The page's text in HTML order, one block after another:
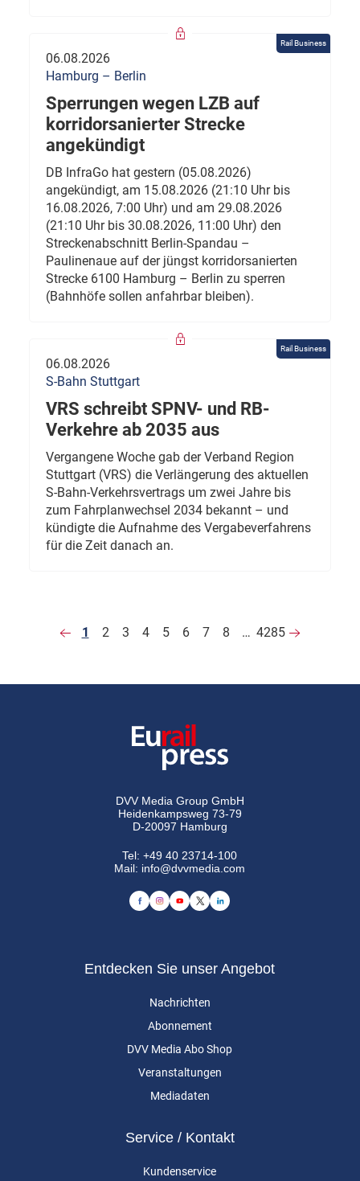
Rail Business
06.08.2026
Hamburg – Berlin
Sperrungen wegen LZB auf
korridorsanierter Strecke
angekündigt
DB InfraGo hat gestern (05.08.2026)
angekündigt, am 15.08.2026 (21:10 Uhr bis
16.08.2026, 7:00 Uhr) und am 29.08.2026
(21:10 Uhr bis 30.08.2026, 11:00 Uhr) den
Streckenabschnitt Berlin-Spandau –
Paulinenaue auf der jüngst korridorsanierten
Strecke 6100 Hamburg – Berlin zu sperren
(Bahnhöfe sollen anfahrbar bleiben).
Rail Business
06.08.2026
S-Bahn Stuttgart
VRS schreibt SPNV- und RB-
Verkehre ab 2035 aus
Vergangene Woche gab der Verband Region
Stuttgart (VRS) die Verlängerung des aktuellen
S-Bahn-Verkehrsvertrags um zwei Jahre bis
zum Fahrplanwechsel 2034 bekannt – und
kündigte die Aufnahme des Vergabeverfahrens
für die Zeit danach an.
1 2 3 4 5 6 7 8 … 4285
DVV Media Group GmbH
Heidenkampsweg 73-79
D-20097 Hamburg
Tel:+49 40 23714-100
Mail: info@dvvmedia.com
Entdecken Sie unser Angebot
Nachrichten
Abonnement
DVV Media Abo Shop
Veranstaltungen
Mediadaten
Service / Kontakt
Kundenservice